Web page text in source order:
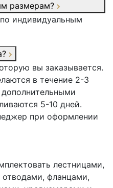
размерам?
индивидуальным
вы заказывается.
в течение 2-3
5-10 дней.
при оформлении
лестницами,
фланцами,